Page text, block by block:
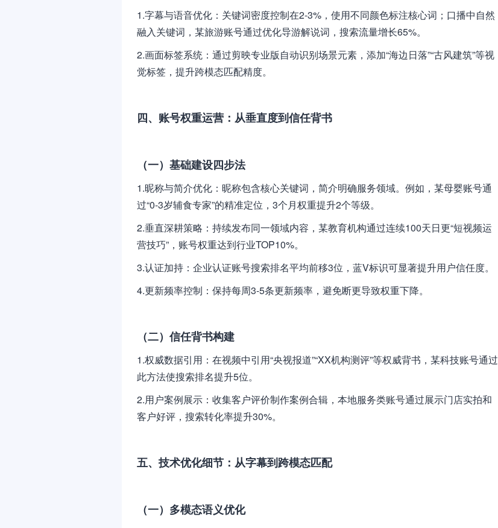
1.字幕与语音优化：关键词密度控制在2-3%，使用不同颜色标注核心词；口播中自然
融入关键词，某旅游账号通过优化导游解说词，搜索流量增长65%。
2.画面标签系统：通过剪映专业版自动识别场景元素，添加“海边日落”“古风建筑”等视
觉标签，提升跨模态匹配精度。
四、账号权重运营：从垂直度到信任背书
（一）基础建设四步法
1.昵称与简介优化：昵称包含核心关键词，简介明确服务领域。例如，某母婴账号通
过“0-3岁辅食专家”的精准定位，3个月权重提升2个等级。
2.垂直深耕策略：持续发布同一领域内容，某教育机构通过连续100天日更“短视频运
营技巧”，账号权重达到行业TOP10%。
3.认证加持：企业认证账号搜索排名平均前移3位，蓝V标识可显著提升用户信任度。
4.更新频率控制：保持每周3-5条更新频率，避免断更导致权重下降。
（二）信任背书构建
1.权威数据引用：在视频中引用“央视报道”“XX机构测评”等权威背书，某科技账号通过
此方法使搜索排名提升5位。
2.用户案例展示：收集客户评价制作案例合辑，本地服务类账号通过展示门店实拍和
客户好评，搜索转化率提升30%。
五、技术优化细节：从字幕到跨模态匹配
（一）多模态语义优化